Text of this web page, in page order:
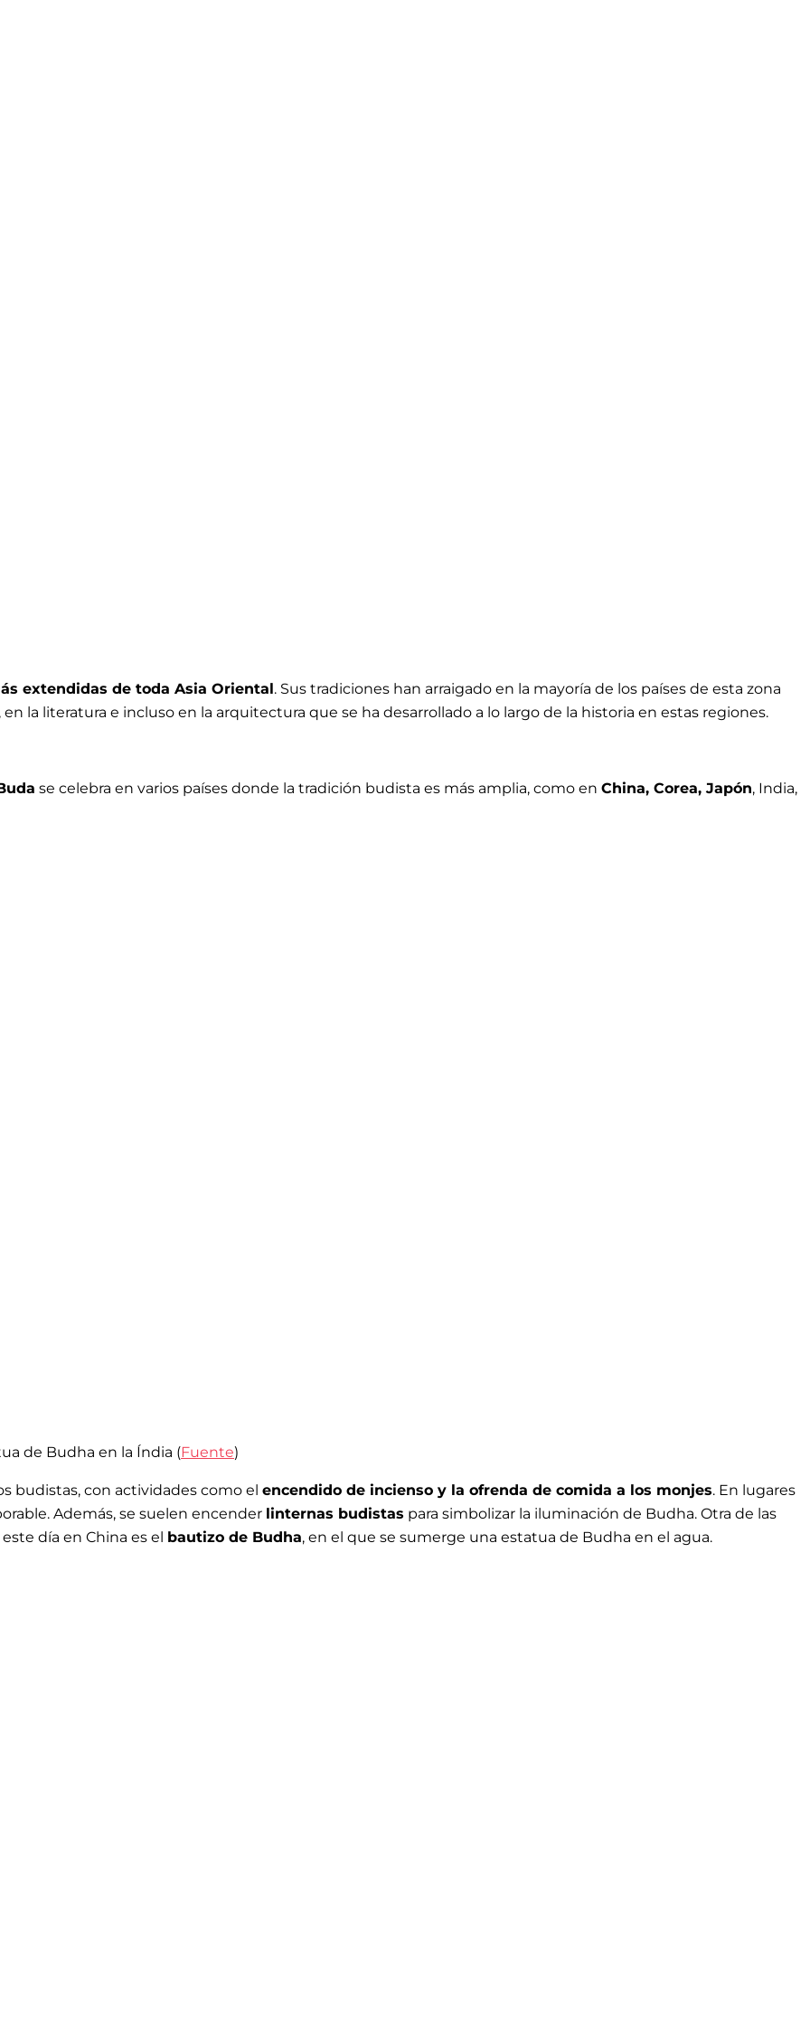
extendidas de toda Asia Oriental. Sus tradiciones han arraigado en la mayoría de los países de esta zona
la literatura e incluso en la arquitectura que se ha desarrollado a lo largo de la historia en estas regiones.
se celebra en varios países donde la tradición budista es más amplia, como en China, Corea, Japón, India,
de Budha en la Índia (Fuente)
budistas, con actividades como el encendido de incienso y la ofrenda de comida a los monjes. En lugares
Además, se suelen encender linternas budistas para simbolizar la iluminación de Budha. Otra de las
día en China es el bautizo de Budha, en el que se sumerge una estatua de Budha en el agua.